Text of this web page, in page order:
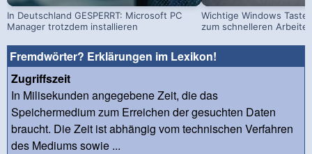
In Deutschland GESPERRT: Microsoft PC
Manager trotzdem installieren
Wichtige Windows
zum schnelleren
Fremdwörter? Erklärungen im Lexikon!
Zugriffszeit
In Milisekunden angegebene Zeit, die das
Speichermedium zum Erreichen der gesuchten Daten
braucht. Die Zeit ist abhängig vom technischen Verfahren
des Mediums sowie ...